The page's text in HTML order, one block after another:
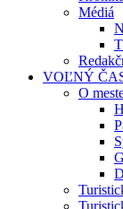
Médiá
VOĽNÝ
O